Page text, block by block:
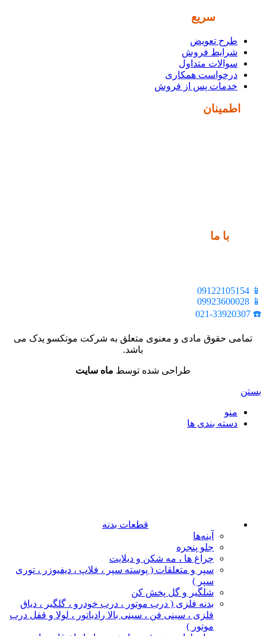
سریع
طرح تعویض
شرایط فروش
سوالات متداول
درخواست همکاری
خدمات پس از فروش
اطمینان
با ما
📱 09122105154
📱 09923600028
☎️ 021-33920307
تمامی حقوق مادی و معنوی متعلق به شرکت موتکسو یدک می
باشد.
طراحی شده توسط ماه سایت
بستن
منو
دسته بندی ها
قطعات بدنه
آینه‌ها
جلو پنجره
چراغ‌ ها ، مه‌ شکن و دیلایت
سپر و متعلقات ( پوسته سپر ، فلاپ ، دیفیوزر ، توری
سپر )
شلگیر و گل‌ پخش‌ کن
بدنه فلزی ( درب موتور ، درب خودرو ، گلگیر ، دیاق
فلزی ، سینی فن ، سینی بالا رادیاتور ، لولا و قفل درب
موتور )